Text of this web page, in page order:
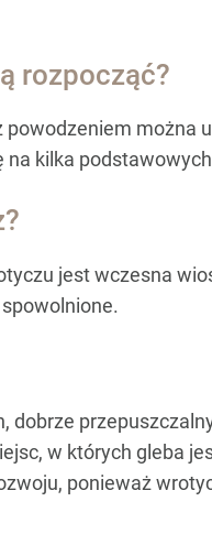
rozpocząć?
powodzeniem można
kilka
jest wczesna
dobrze
w których gleba
ponieważ